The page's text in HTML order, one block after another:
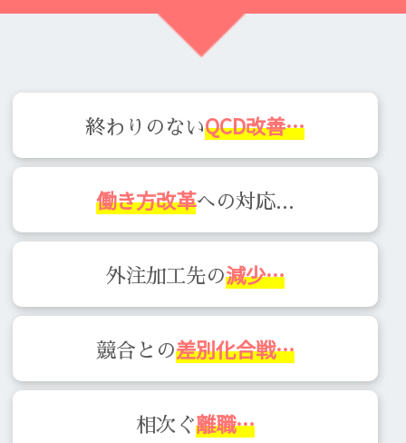
終わりのないQCD改善…
働き方改革への対応…
外注加工先の減少…
競合との差別化合戦…
相次ぐ離職…